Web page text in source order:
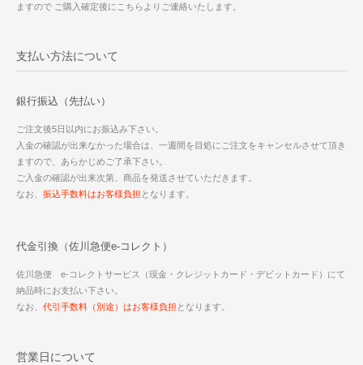
ますので ご購入確定後にこちらよりご連絡いたします。
支払い方法について
銀行振込（先払い）
ご注文後5日以内にお振込み下さい。
入金の確認が出来なかった場合は、一週間を目処にご注文をキャンセルさせて頂き
ますので、あらかじめご了承下さい。
ご入金の確認が出来次第、商品を発送させていただきます。
なお、 振込手数料はお客様負担 となります。
代金引換（佐川急便e-コレクト）
佐川急便 e-コレクトサービス（現金・クレジットカード・デビットカード）にて
納品時にお支払い下さい。
なお、 代引手数料（別途）はお客様負担 となります。
営業日について